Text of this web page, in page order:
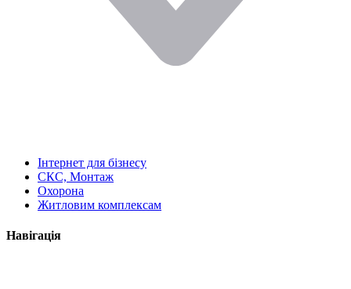
Інтернет для бізнесу
СКС, Монтаж
Охорона
Житловим комплексам
Навігація